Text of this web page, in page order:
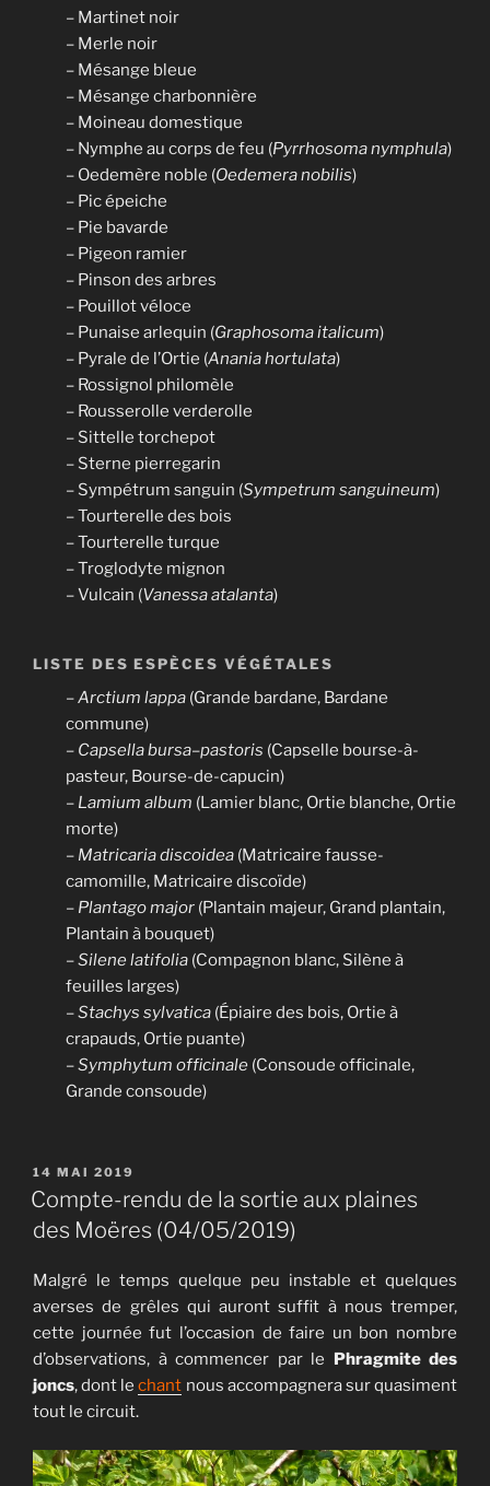
– Martinet noir
– Merle noir
– Mésange bleue
– Mésange charbonnière
– Moineau domestique
– Nymphe au corps de feu (Pyrrhosoma nymphula)
– Oedemère noble (Oedemera nobilis)
– Pic épeiche
– Pie bavarde
– Pigeon ramier
– Pinson des arbres
– Pouillot véloce
– Punaise arlequin (Graphosoma italicum)
– Pyrale de l’Ortie (Anania hortulata)
– Rossignol philomèle
– Rousserolle verderolle
– Sittelle torchepot
– Sterne pierregarin
– Sympétrum sanguin (Sympetrum sanguineum)
– Tourterelle des bois
– Tourterelle turque
– Troglodyte mignon
– Vulcain (Vanessa atalanta)
LISTE DES ESPÈCES VÉGÉTALES
–Arctium lappa (Grande bardane, Bardane
commune)
– Capsella bursa–pastoris (Capselle bourse-à-
pasteur, Bourse-de-capucin)
– Lamium album (Lamier blanc, Ortie blanche, Ortie
morte)
– Matricaria discoidea (Matricaire fausse-
camomille, Matricaire discoïde)
– Plantago major (Plantain majeur, Grand plantain,
Plantain à bouquet)
–Silene latifolia (Compagnon blanc, Silène à
feuilles larges)
–Stachys sylvatica (Épiaire des bois, Ortie à
crapauds, Ortie puante)
–Symphytum officinale (Consoude officinale,
Grande consoude)
PUBLIÉ
LE
14 MAI 2019
Compte-rendu de la sortie aux plaines
des Moëres (04/05/2019)
Malgré le temps quelque peu instable et quelques
averses de grêles qui auront suffit à nous tremper,
cette journée fut l’occasion de faire un bon nombre
d’observations, à commencer par le Phragmite des
joncs, dont lechant nous accompagnera sur quasiment
tout le circuit.